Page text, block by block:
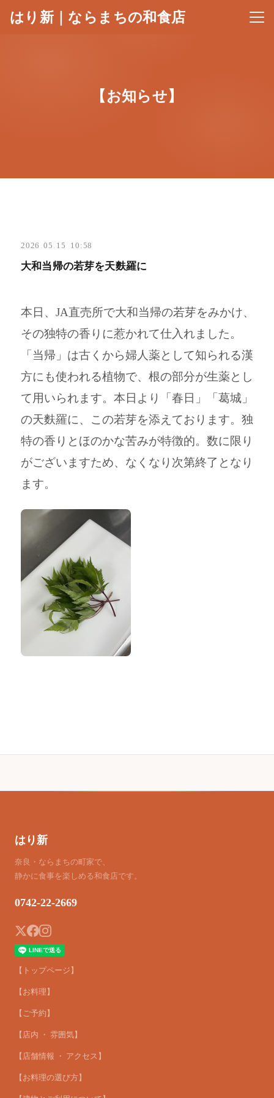
はり新｜ならまちの和食店 メニ
【お知らせ】
2026 . 05 . 15 10:58
大和当帰の若芽を天麩羅に
本日、JA直売所で大和当帰の若芽をみかけ、
その独特の香りに惹かれて仕入れました。
「当帰」は古くから婦人薬として知られる漢
方にも使われる植物で、根の部分が生薬とし
て用いられます。本日より「春日」「葛城」
の天麩羅に、この若芽を添えております。独
特の香りとほのかな苦みが特徴的。数に限り
がございますため、なくなり次第終了となり
ます。
はり新
奈良・ならまちの町家で、
静かに食事を楽しめる和食店です。
0742-22-2669
【トップページ】
【お料理】
【ご予約】
【店内 ・ 雰囲気】
【店舗情報 ・ アクセス】
【お料理の選び方】